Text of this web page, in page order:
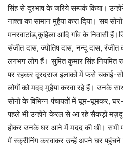
सिंह से दूरभाष के जरिये सम्पर्क किया।
नाश्ता का सामान मुहैया करा दिया। सब
मनरवाटांड,कुहिला आदि गाँव के निवासी
संजीत दास, ज्योतिष दास, नन्दू दास, रंजीत
लगभग लोग हैं। सुमित कुमार सिंह
पर रहकर दूरदराज इलाकों में फंसे चकाई-
लोगों को मदद मुहैया करवा रहे हैं। उनके
सोनो के विभिन्न पंचायतों में घूम-घूमकर,
पहले भी उन्होंने केरल से आ रहे सैकड़ों
होकर उनके घर आने में मदद की थी। सभी
में स्क्रीनिंग करवाकर उन्हें अपने घर पहुंचने